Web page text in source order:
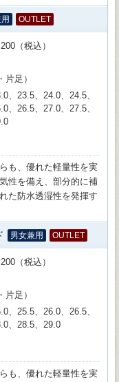
OUTLET
（税込）
足）
、23.5、24.0、24.5、
、26.5、27.0、27.5、
も、優れた軽量性を実
性を備え、部分的に補
た防水透湿性を発揮す
男女兼用 OUTLET
（税込）
足）
、25.5、26.0、26.5、
、28.5、29.0
も、優れた軽量性を実